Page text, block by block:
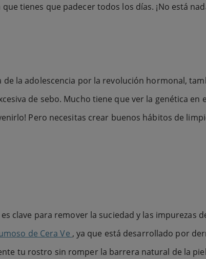
tienes que padecer todos los días. ¡No está
la adolescencia por la revolución hormonal,
de sebo. Mucho tiene que ver la genética en
Pero necesitas crear buenos hábitos de
clave para remover la suciedad y las impurezas
de Cera Ve , ya que está desarrollado por
tu rostro sin romper la barrera natural de la